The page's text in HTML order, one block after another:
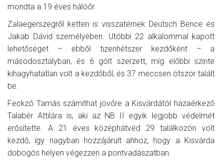
mondta a 19 éves hálóőr.
Zalaegerszegről ketten is visszatérnek Deutsch Bence és
Jakab Dávid személyében. Utóbbi 22 alkalommal kapott
lehetőséget – ebből tizenhétszer kezdőként – a
másodosztályban, és 6 gólt szerzett, míg előbbi szinte
kihagyhatatlan volt a kezdőből, és 37 meccsen ötször talált
be.
Feckzó Tamás számíthat jövőre a Kisvárdától hazaérkező
Talabér Attilára is, aki az NB II egyik legjobb védelmét
erősítette. A 21 éves középhátvéd 29 találkozón volt
kezdő, így nagyban hozzájárult ahhoz, hogy a Kisvárda
dobogós helyen végezzen a pontvadászatban.